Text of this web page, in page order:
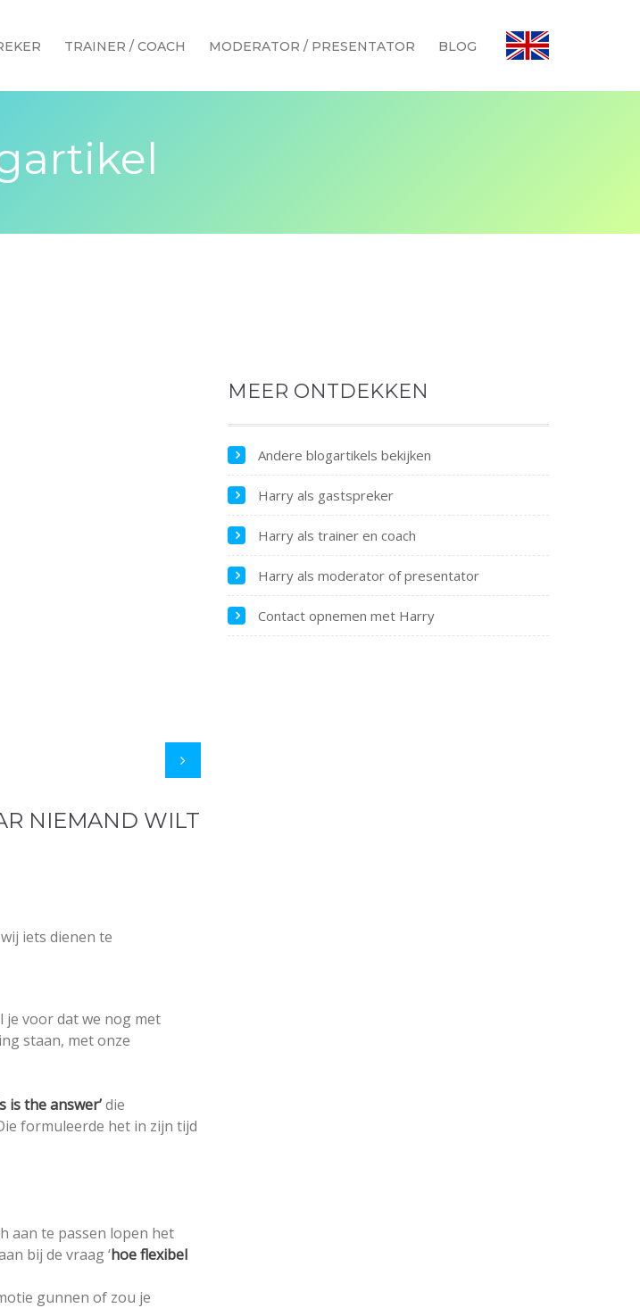
TRAINER / COACH MODERATOR / PRESENTATOR BLOG
NIEMAND WILT
iets dienen te
je voor dat we nog met
staan, met onze
is the answer’die
formuleerde het in zijn tijd
aan te passen lopen het
bij de vraag ‘hoe flexibel
gunnen of zou je
MEER ONTDEKKEN
Andere blogartikels bekijken
Harry als gastspreker
Harry als trainer en coach
Harry als moderator of presentator
Contact opnemen met Harry